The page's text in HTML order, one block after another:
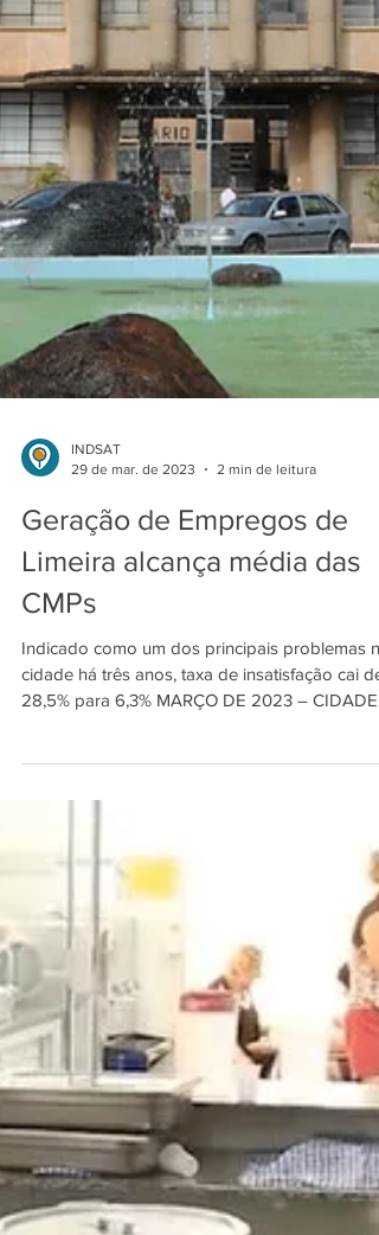
INDSAT
29 de mar. de 2023
2 min de leitura
Geração de Empregos de
Limeira alcança média das
CMPs
Indicado como um dos principais problemas na
28,5% para 6,3% MARÇO DE 2023 – CIDADE